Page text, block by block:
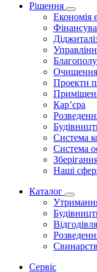
Рішення
Економія
Очищення
Проекти
Кар’єра
Система
Система
Наші
Каталог
Сервіс